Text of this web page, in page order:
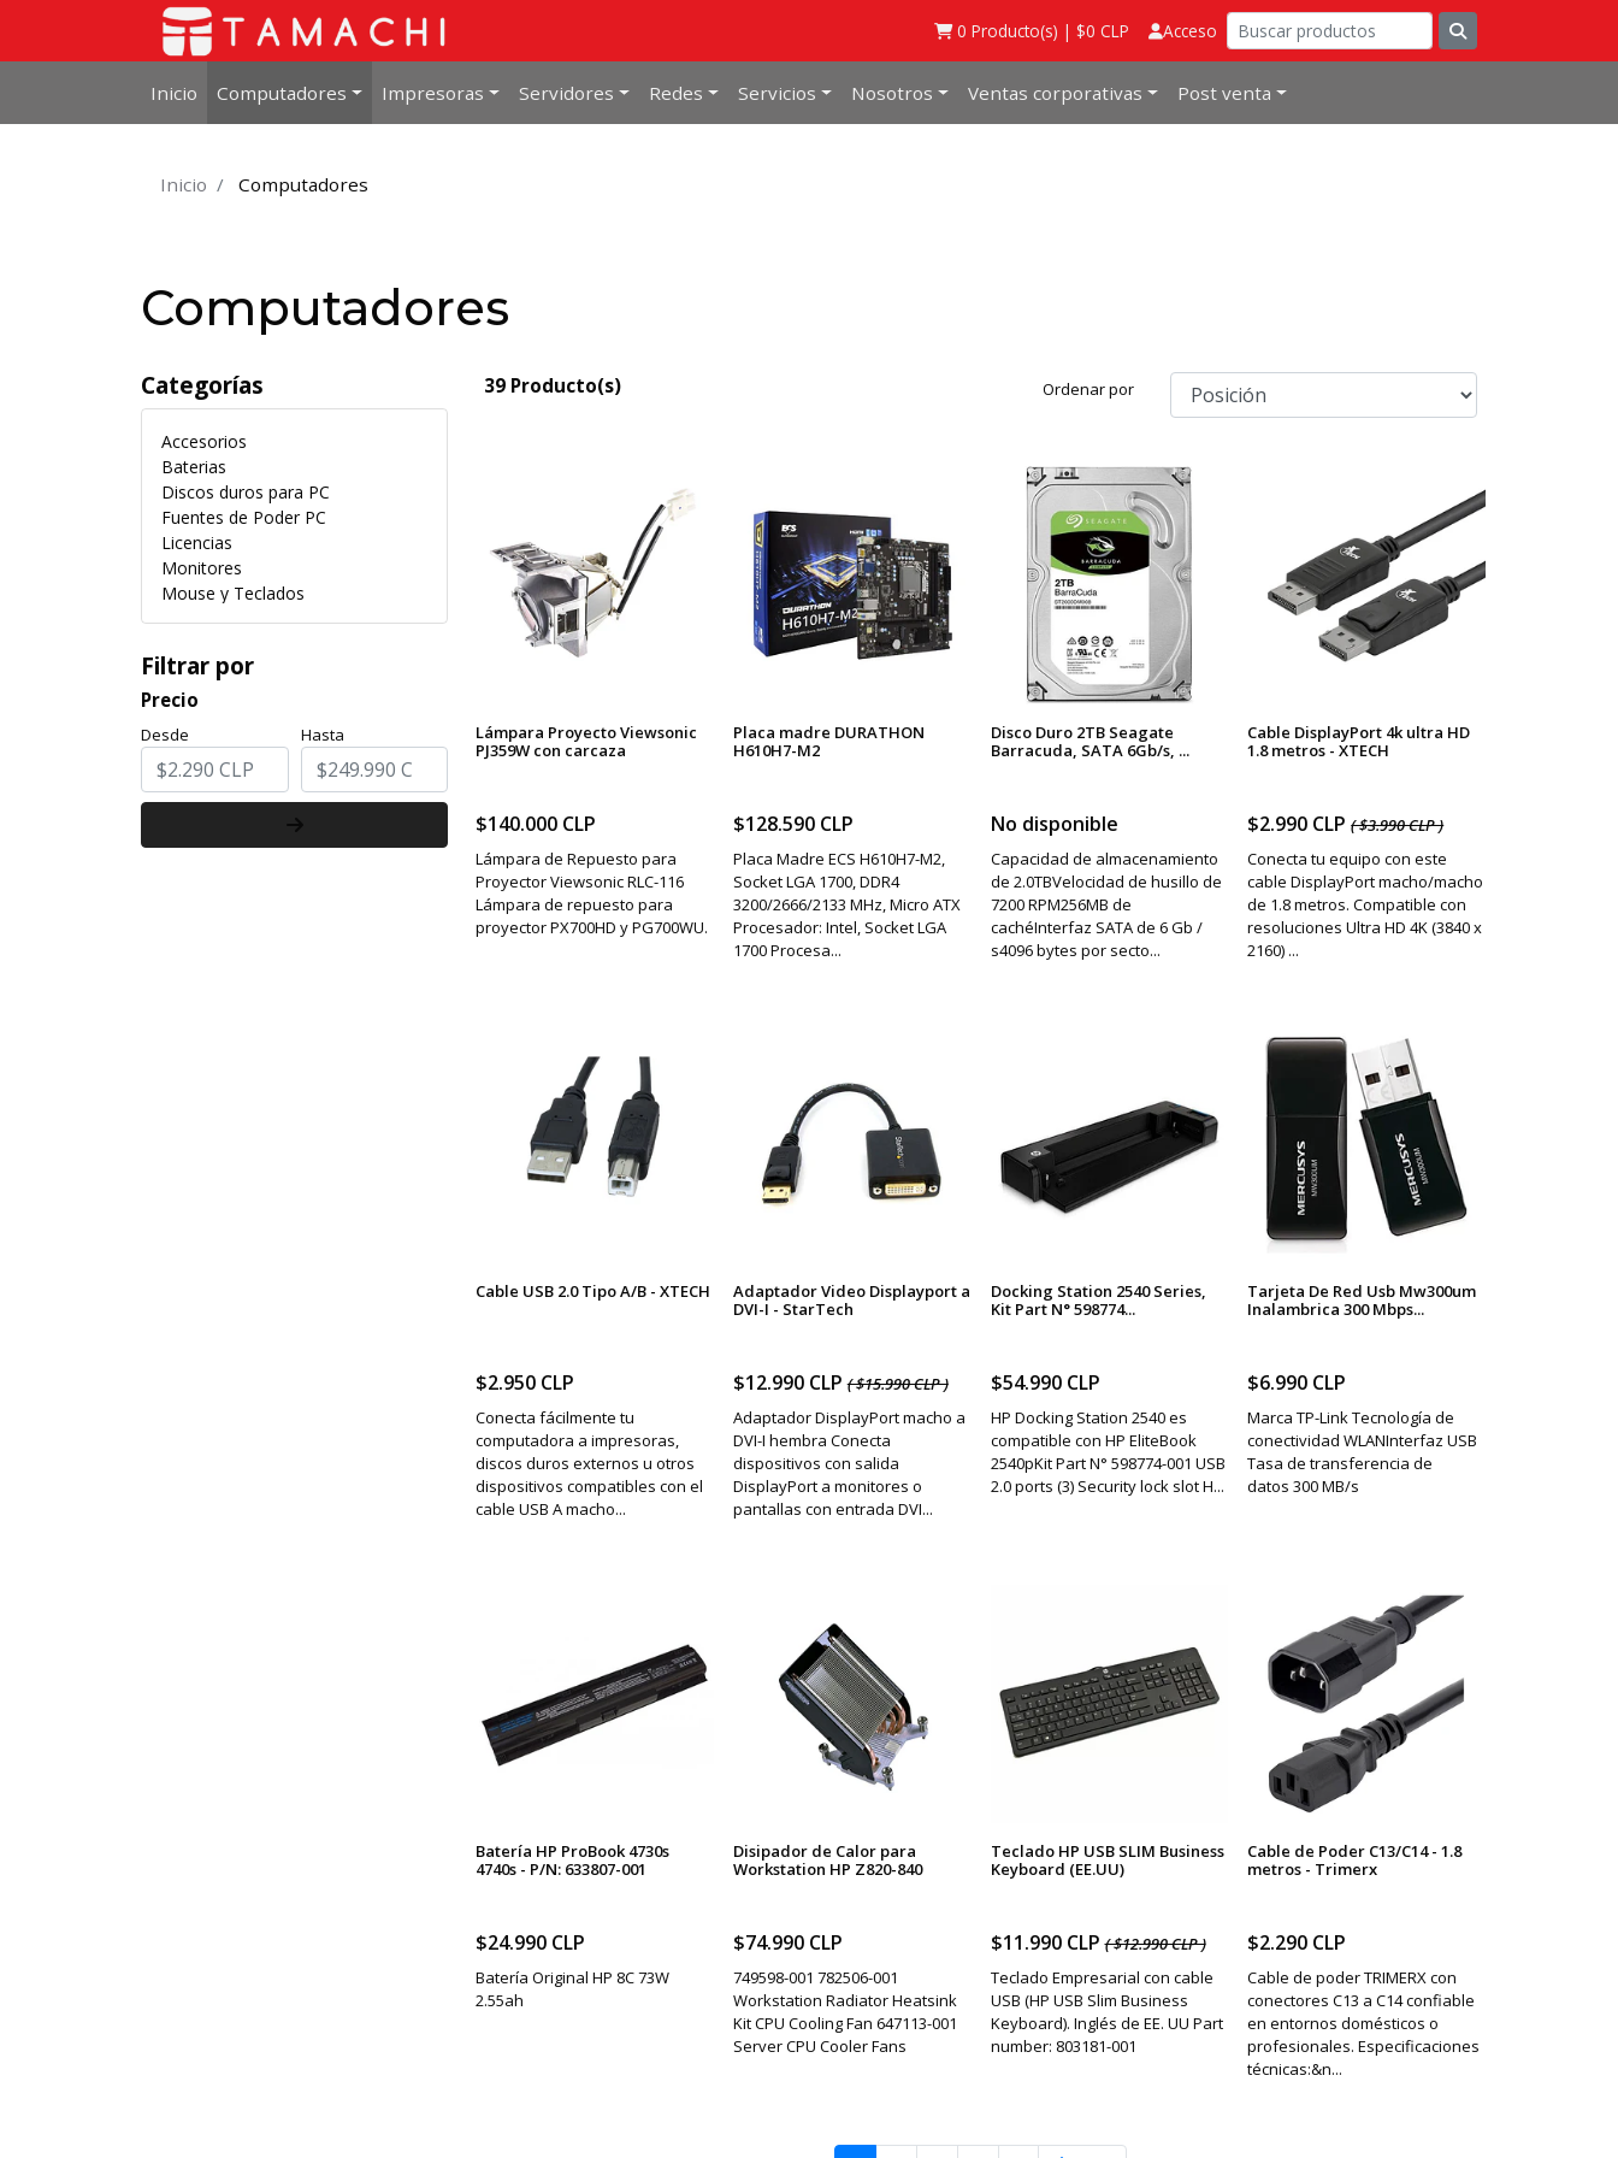
0 Producto(s) | $0 CLP Acceso
Inicio Computadores Impresoras Servidores Redes Servicios Nosotros Ventas corporativas Post venta
Inicio Computadores
Computadores
Categorías
Accesorios
Baterias
Discos duros para PC
Fuentes de Poder PC
Licencias
Monitores
Mouse y Teclados
Partes y piezas
RAM
Filtrar por
Precio
Desde Hasta
39 Producto(s) Ordenar por
Lámpara Proyecto Viewsonic
PJ359W con carcaza
$140.000 CLP
Lámpara de Repuesto para
Proyector Viewsonic RLC-116
Lámpara de repuesto para
proyector PX700HD y PG700WU.
Placa madre DURATHON
H610H7-M2
$128.590 CLP
Placa Madre ECS H610H7-M2,
Socket LGA 1700, DDR4
3200/2666/2133 MHz, Micro ATX
Procesador: Intel, Socket LGA
1700 Procesa...
Disco Duro 2TB Seagate
Barracuda, SATA 6Gb/s, ...
No disponible
Capacidad de almacenamiento
de 2.0TBVelocidad de husillo de
7200 RPM256MB de
cachéInterfaz SATA de 6 Gb /
s4096 bytes por secto...
Cable DisplayPort 4k ultra HD
1.8 metros - XTECH
$2.990 CLP( $3.990 CLP )
Conecta tu equipo con este
cable DisplayPort macho/macho
de 1.8 metros. Compatible con
resoluciones Ultra HD 4K (3840 x
2160) ...
Cable USB 2.0 Tipo A/B - XTECH
$2.950 CLP
Conecta fácilmente tu
computadora a impresoras,
discos duros externos u otros
dispositivos compatibles con el
cable USB A macho...
Adaptador Video Displayport a
DVI-I - StarTech
$12.990 CLP( $15.990 CLP )
Adaptador DisplayPort macho a
DVI-I hembra Conecta
dispositivos con salida
DisplayPort a monitores o
pantallas con entrada DVI...
Docking Station 2540 Series,
Kit Part N° 598774...
$54.990 CLP
HP Docking Station 2540 es
compatible con HP EliteBook
2540pKit Part N° 598774-001 USB
2.0 ports (3) Security lock slot H...
Tarjeta De Red Usb Mw300um
Inalambrica 300 Mbps...
$6.990 CLP
Marca TP-Link Tecnología de
conectividad WLANInterfaz USB
Tasa de transferencia de
datos 300 MB/s
Batería HP ProBook 4730s
4740s - P/N: 633807-001
$24.990 CLP
Batería Original HP 8C 73W
2.55ah
Disipador de Calor para
Workstation HP Z820-840
$74.990 CLP
749598-001 782506-001
Workstation Radiator Heatsink
Kit CPU Cooling Fan 647113-001
Server CPU Cooler Fans
Teclado HP USB SLIM Business
Keyboard (EE.UU)
$11.990 CLP( $12.990 CLP )
Teclado Empresarial con cable
USB (HP USB Slim Business
Keyboard). Inglés de EE. UU Part
number: 803181-001
Cable de Poder C13/C14 - 1.8
metros - Trimerx
$2.290 CLP
Cable de poder TRIMERX con
conectores C13 a C14 confiable
en entornos domésticos o
profesionales. Especificaciones
técnicas:&n...